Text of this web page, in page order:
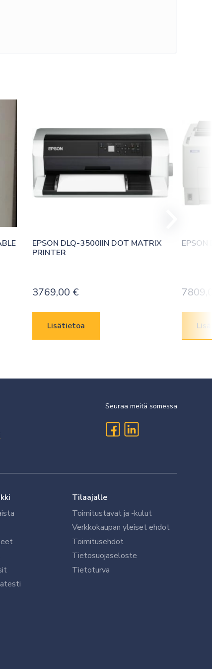
EPSON DLQ-3500IIN DOT MATRIX
PRINTER
3769,00 €
Lisätietoa
Seuraa meitä somessa
Tilaajalle
Toimitustavat ja -kulut
Verkkokaupan yleiset ehdot
Toimitusehdot
Tietosuojaseloste
Tietoturva